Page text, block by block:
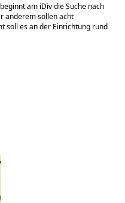
am iDiv die Suche nach
anderem sollen acht
soll es an der Einrichtung rund